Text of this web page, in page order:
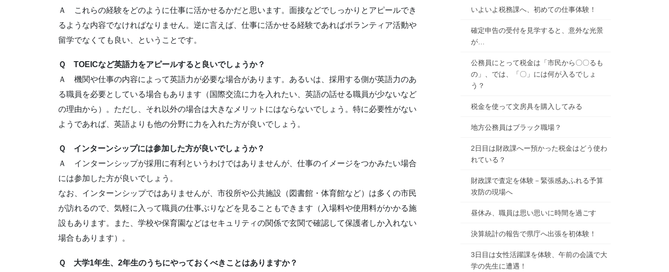
Ａ これらの経験をどのように仕事に活かせるかだと思います。面接などでしっかりとアピールでき
るような内容でなければなりません。逆に言えば、仕事に活かせる経験であればボランティア活動や
留学でなくても良い、ということです。
Ｑ TOEICなど英語力をアピールすると良いでしょうか？
Ａ 機関や仕事の内容によって英語力が必要な場合があります。あるいは、採用する側が英語力のあ
る職員を必要としている場合もあります（国際交流に力を入れたい、英語の話せる職員が少ないなど
の理由から）。ただし、それ以外の場合は大きなメリットにはならないでしょう。特に必要性がない
ようであれば、英語よりも他の分野に力を入れた方が良いでしょう。
Ｑ インターンシップには参加した方が良いでしょうか？
Ａ インターンシップが採用に有利というわけではありませんが、仕事のイメージをつかみたい場合
には参加した方が良いでしょう。
なお、インターンシップではありませんが、市役所や公共施設（図書館・体育館など）は多くの市民
が訪れるので、気軽に入って職員の仕事ぶりなどを見ることもできます（入場料や使用料がかかる施
設もあります。また、学校や保育園などはセキュリティの関係で玄関で確認して保護者しか入れない
場合もあります）。
Ｑ 大学1年生、2年生のうちにやっておくべきことはありますか？
いよいよ税務課へ、初めての仕事体験！
確定申告の受付を見学すると、意外な光景
が…
公務員にとって税金は「市民から〇〇るも
の」、では、「〇」には何が入るでしょ
う？
税金を使って文房具を購入してみる
地方公務員はブラック職場？
2日目は財政課へー預かった税金はどう使わ
れている？
財政課で査定を体験－緊張感あふれる予算
攻防の現場へ
昼休み、職員は思い思いに時間を過ごす
決算統計の報告で県庁へ出張を初体験！
3日目は女性活躍課を体験、午前の会議で大
学の先生に遭遇！